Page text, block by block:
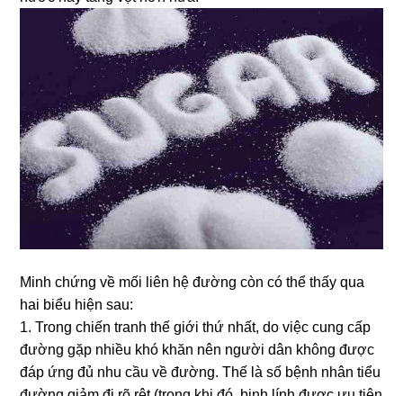
Minh chứng về mối liên hệ đường còn có thể thấy qua
hai biểu hiện sau:
1. Trong chiến tranh thế giới thứ nhất, do việc cung cấp
đường gặp nhiều khó khăn nên người dân không được
đáp ứng đủ nhu cầu về đường. Thế là số bệnh nhân tiểu